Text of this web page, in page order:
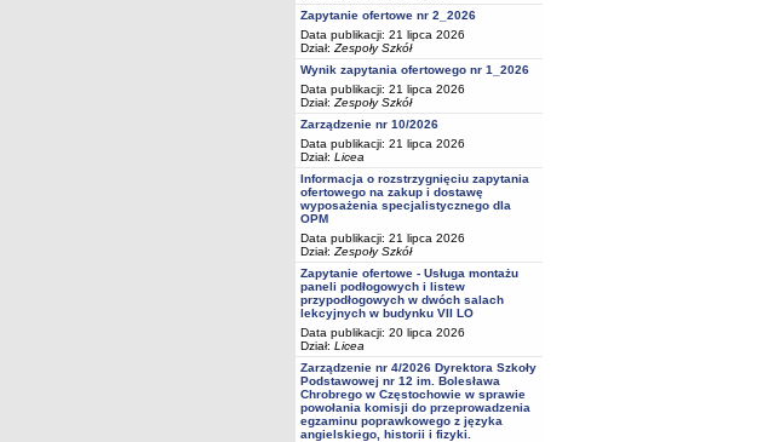
Zapytanie ofertowe nr 2_2026
Data publikacji: 21 lipca 2026
Dział: Zespoły Szkół
Wynik zapytania ofertowego nr 1_2026
Data publikacji: 21 lipca 2026
Dział: Zespoły Szkół
Zarządzenie nr 10/2026
Data publikacji: 21 lipca 2026
Dział: Licea
Informacja o rozstrzygnięciu zapytania
ofertowego na zakup i dostawę
wyposażenia specjalistycznego dla
OPM
Data publikacji: 21 lipca 2026
Dział: Zespoły Szkół
Zapytanie ofertowe - Usługa montażu
paneli podłogowych i listew
przypodłogowych w dwóch salach
lekcyjnych w budynku VII LO
Data publikacji: 20 lipca 2026
Dział: Licea
Zarządzenie nr 4/2026 Dyrektora Szkoły
Podstawowej nr 12 im. Bolesława
Chrobrego w Częstochowie w sprawie
powołania komisji do przeprowadzenia
egzaminu poprawkowego z języka
angielskiego, historii i fizyki.